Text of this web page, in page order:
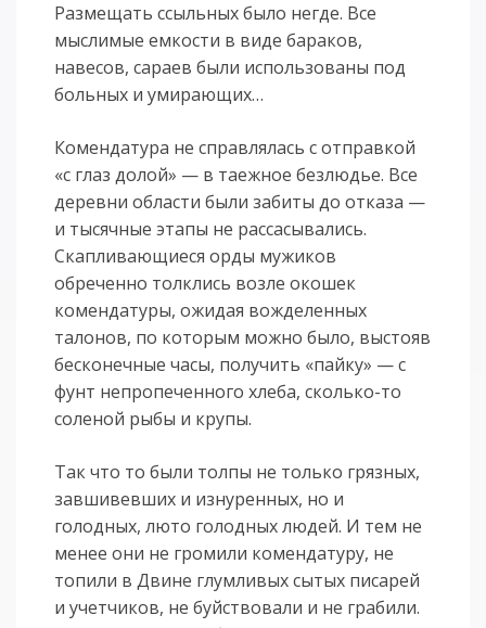
Размещать ссыльных было негде. Все
мыслимые емкости в виде бараков,
навесов, сараев были использованы под
больных и умирающих…
Комендатура не справлялась с отправкой
«с глаз долой» — в таежное безлюдье. Все
деревни области были забиты до отказа —
и тысячные этапы не рассасывались.
Скапливающиеся орды мужиков
обреченно толклись возле окошек
комендатуры, ожидая вожделенных
талонов, по которым можно было, выстояв
бесконечные часы, получить «пайку» — с
фунт непропеченного хлеба, сколько-то
соленой рыбы и крупы.
Так что то были толпы не только грязных,
завшивевших и изнуренных, но и
голодных, люто голодных людей. И тем не
менее они не громили комендатуру, не
топили в Двине глумливых сытых писарей
и учетчиков, не буйствовали и не грабили.